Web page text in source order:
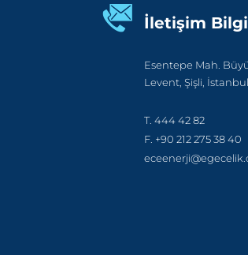
İletişim
Esentepe Mah.
Levent, Şişli, İstanbul
T. 444 42 82
F. +90 212 275 38 40